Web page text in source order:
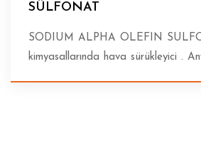
SÜLFONAT
SODIUM ALPHA OLEFIN
kimyasallarında hava sürükleyici .